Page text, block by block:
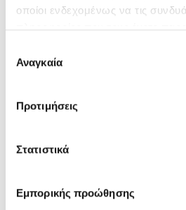
οποίοι ενδεχομένως να τις
των υπηρεσιών τους.
«Πληροφορίες για Cookies
συγκατάθεσης
Αναγκαία
Προτιμήσεις
Στατιστικά
Εμπορικής προώθησηςΠληρωμή